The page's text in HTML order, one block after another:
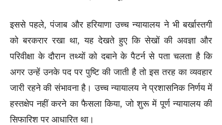
इससे पहले, पंजाब और हरियाणा उच्च न्यायालय ने भी बर्खास्तगी
को बरकरार रखा था, यह देखते हुए कि सेखों की अवज्ञा और
परिवीक्षा के दौरान तथ्यों को दबाने के पैटर्न से पता चलता है कि
अगर उन्हें उनके पद पर पुष्टि की जाती है तो इस तरह का व्यवहार
जारी रहने की संभावना है। उच्च न्यायालय ने प्रशासनिक निर्णय में
हस्तक्षेप नहीं करने का फैसला किया, जो शुरू में पूर्ण न्यायालय की
सिफारिश पर आधारित था।